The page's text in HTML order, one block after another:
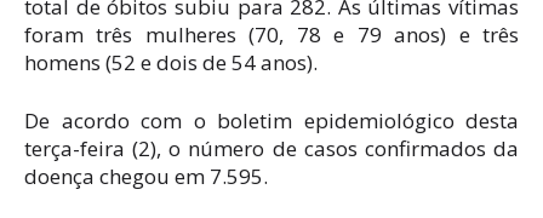
total de óbitos subiu para 282. As últimas vítimas
foram três mulheres (70, 78 e 79 anos) e três
homens (52 e dois de 54 anos).
De acordo com o boletim epidemiológico desta
terça-feira (2), o número de casos confirmados da
doença chegou em 7.595.